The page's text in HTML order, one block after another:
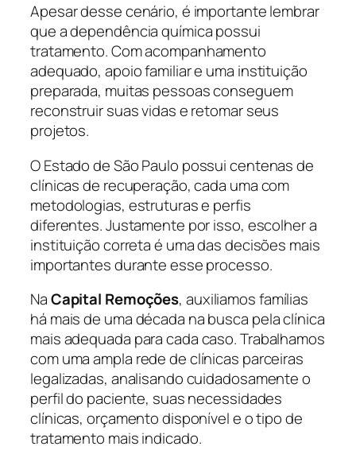
Apesar desse cenário, é importante lembrar
que a dependência química possui
tratamento. Com acompanhamento
adequado, apoio familiar e uma instituição
preparada, muitas pessoas conseguem
reconstruir suas vidas e retomar seus
projetos.
O Estado de São Paulo possui centenas de
clínicas de recuperação, cada uma com
metodologias, estruturas e perfis
diferentes. Justamente por isso, escolher a
instituição correta é uma das decisões mais
importantes durante esse processo.
NaCapital Remoções, auxiliamos famílias
há mais de uma década na busca pela clínica
mais adequada para cada caso. Trabalhamos
com uma ampla rede de clínicas parceiras
legalizadas, analisando cuidadosamente o
perfil do paciente, suas necessidades
clínicas, orçamento disponível e o tipo de
tratamento mais indicado.